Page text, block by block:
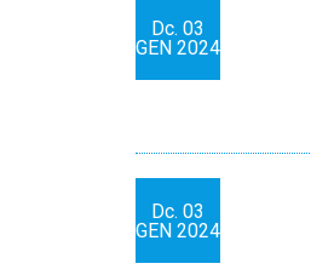
Dc. 03
GEN 2024
Dc. 03
GEN 2024